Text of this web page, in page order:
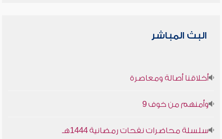
البث المباشر
أخلاقنا أصالة ومعاصرة
وأمنهم من خوف 9
سلسلة محاضرات نفحات رمضانية 1444هـ